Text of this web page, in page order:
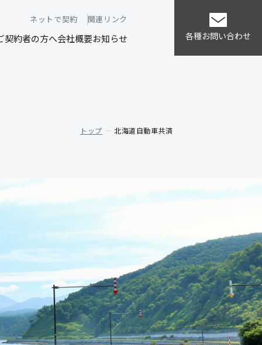
各種お問い合わせ
契約者の方へ会社概要お知らせ
ネットで契約 関連リンク
トップ 北海道自動車共済